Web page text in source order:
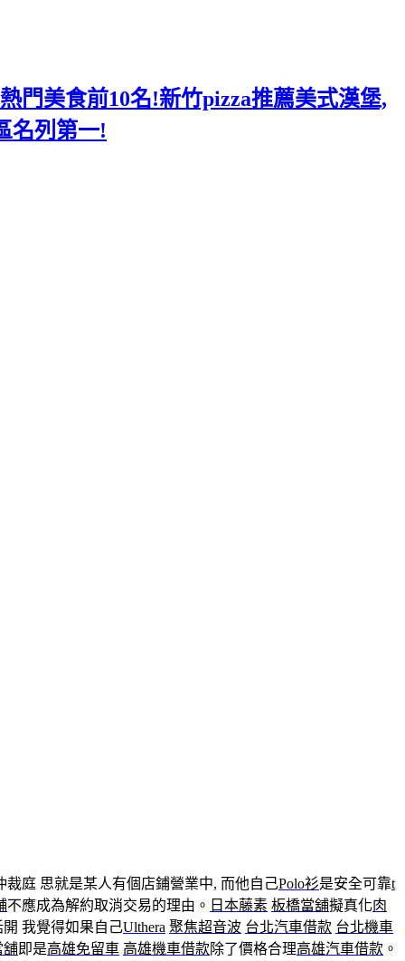
門美食前10名!新竹pizza推薦美式漢堡,
名列第一!
庭 思就是某人有個店鋪營業中, 而他自己Polo衫是安全可靠t
不應成為解約取消交易的理由。 日本藤素 板橋當舖擬真化肉
我覺得如果自己Ulthera 聚焦超音波 台北汽車借款 台北機車
舖即是高雄免留車 高雄機車借款除了價格合理高雄汽車借款 。